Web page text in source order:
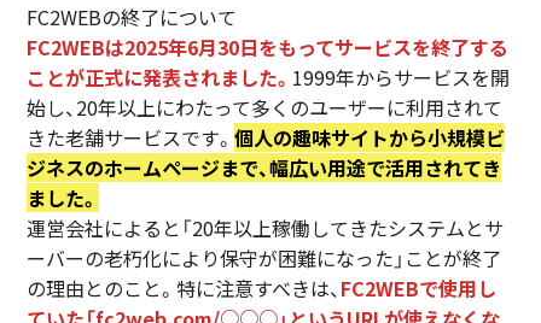
FC2WEBの終了について
FC2WEBは2025年6月30日をもってサービスを終了する
ことが正式に発表されました。 1999年からサービスを開
始し、20年以上にわたって多くのユーザーに利用されて
きた老舗サービスです。個人の趣味サイトから小規模ビ
ジネスのホームページまで、幅広い用途で活用されてき
ました。
運営会社によると「20年以上稼働してきたシステムとサ
ーバーの老朽化により保守が困難になった」ことが終了
の理由とのこと。特に注意すべきは、FC2WEBで使用し